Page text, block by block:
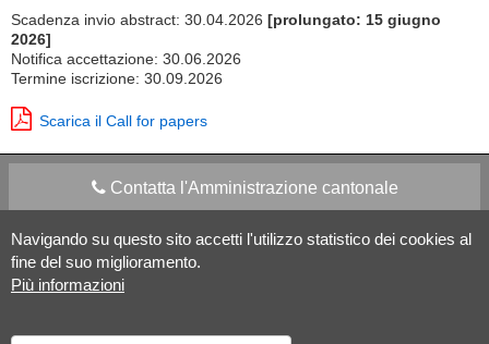
Navigando su questo sito accetti l'utilizzo statistico dei cookies al
fine del suo miglioramento.
Più informazioni
Scadenza invio abstract: 30.04.2026 [prolungato: 15 giugno
2026]
Notifica accettazione: 30.06.2026
Termine iscrizione: 30.09.2026
Scarica il Call for papers
Contatta l'Amministrazione cantonale
Apps Mobile Social media